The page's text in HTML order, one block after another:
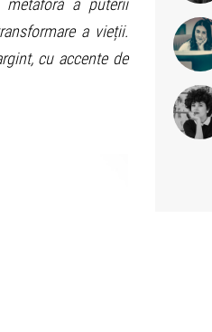
a puterii
a vieții.
cu accente de